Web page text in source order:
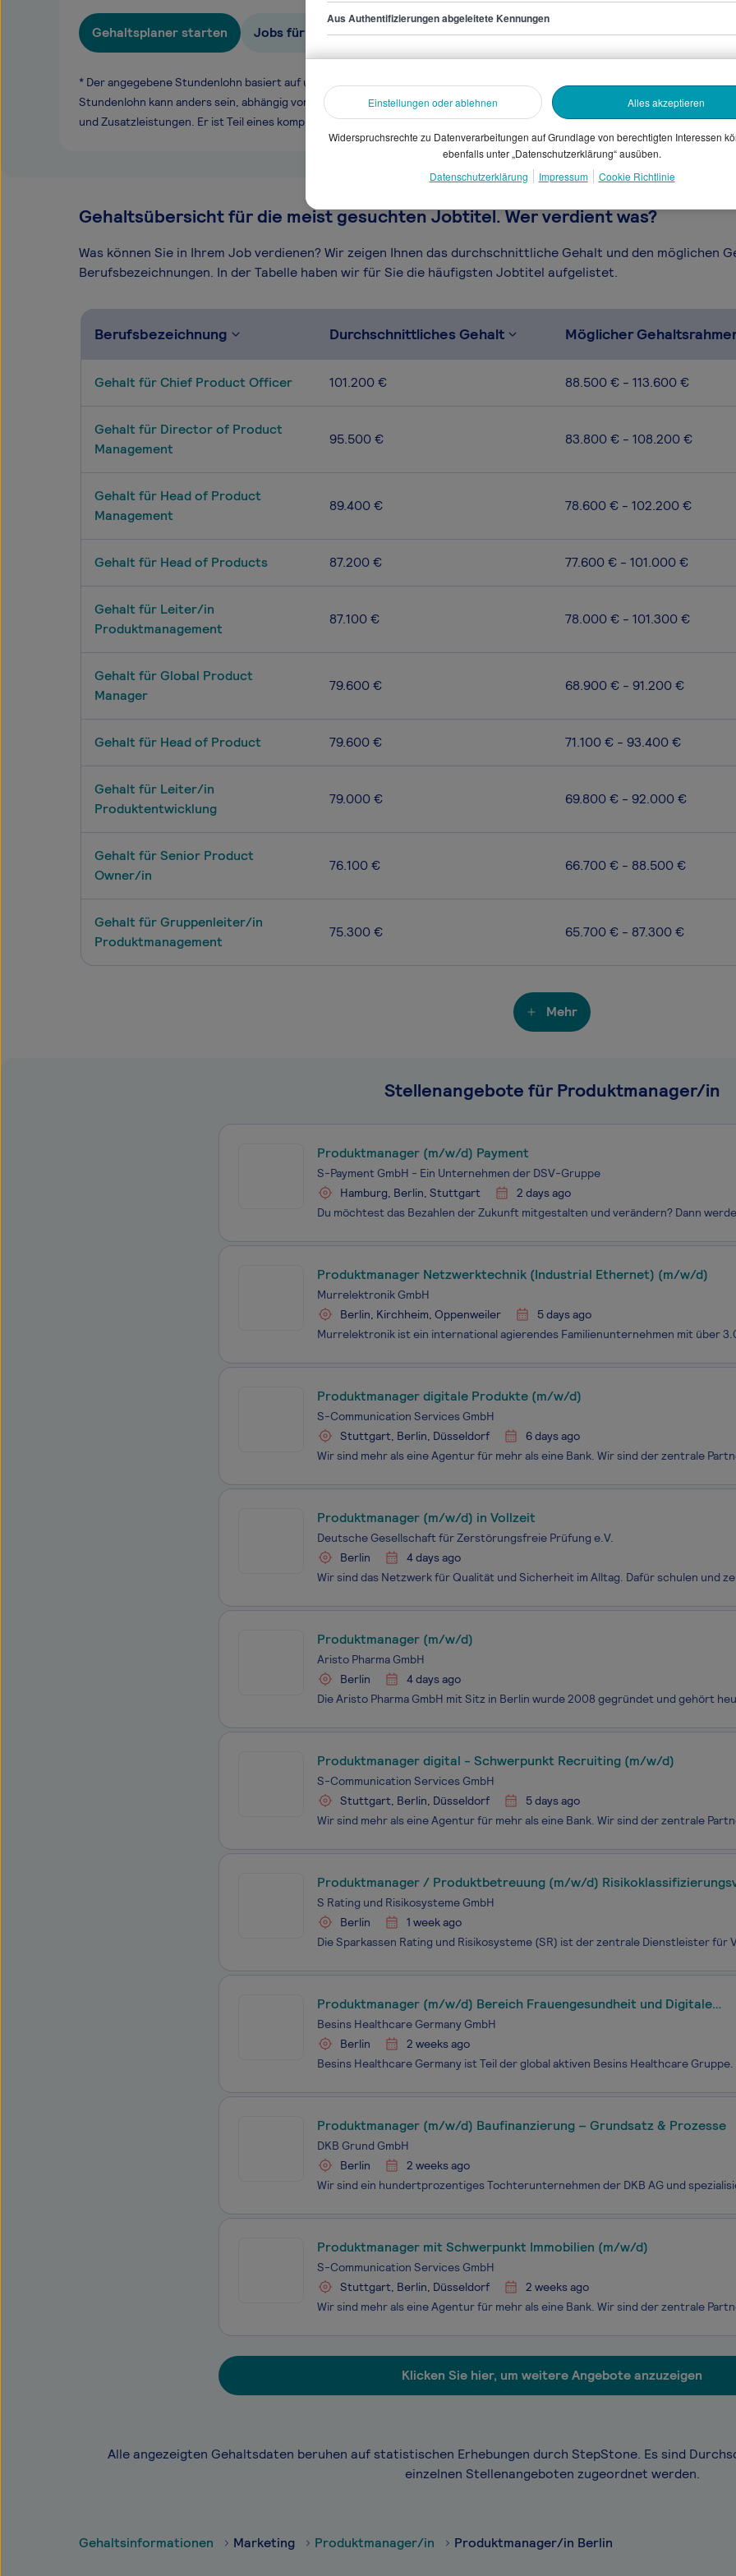
Gehaltsplaner starten Jobs für Produktmanager/in
* Der angegebene Stundenlohn basiert auf unseren gesammelten Daten. Dein
Stundenlohn kann anders sein, abhängig von Überstunden, Branche, Selbstständigkeit
und Zusatzleistungen. Er ist Teil eines komplexen Vergütungssystems.
Gehaltsübersicht für die meist gesuchten Jobtitel. Wer verdient was?
Was können Sie in Ihrem Job verdienen? Wir zeigen Ihnen das durchschnittliche Gehalt und den möglichen
Berufsbezeichnungen. In der Tabelle haben wir für Sie die häufigsten Jobtitel aufgelistet.
Berufsbezeichnung Durchschnittliches Gehalt Möglicher
Gehalt für Chief Product Officer 101.200 € 88.500 € - 113.600 €
Gehalt für Director of Product
Management
95.500 € 83.800 € - 108.200 €
Gehalt für Head of Product
Management
89.400 € 78.600 € - 102.200 €
Gehalt für Head of Products 87.200 € 77.600 € - 101.000 €
Gehalt für Leiter/in
Produktmanagement
87.100 € 78.000 € - 101.300 €
Gehalt für Global Product
Manager
79.600 € 68.900 € - 91.200 €
Gehalt für Head of Product 79.600 € 71.100 € - 93.400 €
Gehalt für Leiter/in
Produktentwicklung
79.000 € 69.800 € - 92.000 €
Gehalt für Senior Product
Owner/in
76.100 € 66.700 € - 88.500 €
Gehalt für Gruppenleiter/in
Produktmanagement
75.300 € 65.700 € - 87.300 €
Mehr
Stellenangebote für Produktmanager/in
Produktmanager (m/w/d) Payment
S-Payment GmbH - Ein Unternehmen der DSV-Gruppe
Hamburg, Berlin, Stuttgart
2 days ago
Produktmanager Netzwerktechnik (Industrial Ethernet) (m/w/d)
Murrelektronik GmbH
Berlin, Kirchheim, Oppenweiler
5 days ago
Produktmanager digitale Produkte (m/w/d)
S-Communication Services GmbH
Stuttgart, Berlin, Düsseldorf
6 days ago
Produktmanager (m/w/d) in Vollzeit
Deutsche Gesellschaft für Zerstörungsfreie Prüfung e.V.
Berlin
4 days ago
Produktmanager (m/w/d)
Aristo Pharma GmbH
Berlin
4 days ago
Produktmanager digital - Schwerpunkt Recruiting (m/w/d)
S-Communication Services GmbH
Stuttgart, Berlin, Düsseldorf
5 days ago
Produktmanager / Produktbetreuung (m/w/d)
ESG-Score
S Rating und Risikosysteme GmbH
Berlin
1 week ago
Produktmanager (m/w/d) Bereich Frauengesundheit und Digitale
Gesundheitsanwendungen
Besins Healthcare Germany GmbH
Berlin
2 weeks ago
Produktmanager (m/w/d) Baufinanzierung – Grundsatz & Prozesse
DKB Grund GmbH
Berlin
2 weeks ago
Produktmanager mit Schwerpunkt Immobilien (m/w/d)
S-Communication Services GmbH
Stuttgart, Berlin, Düsseldorf
2 weeks ago
Klicken Sie hier, um weitere Angebote anzuzeigen
Alle angezeigten Gehaltsdaten beruhen auf statistischen Erhebungen durch StepStone. Es sind
einzelnen Stellenangeboten zugeordnet werden.
Gehaltsinformationen Marketing Produktmanager/in Produktmanager/in Berlin
Aus Authentifizierungen abgeleitete Kennungen
Einstellungen oder ablehnen Alles akzeptieren
Widerspruchsrechte zu Datenverarbeitungen auf Grundlage von berechtigten Interessen
ebenfalls unter „Datenschutzerklärung“ ausüben.
Datenschutzerklärung
Impressum Cookie Richtlinie